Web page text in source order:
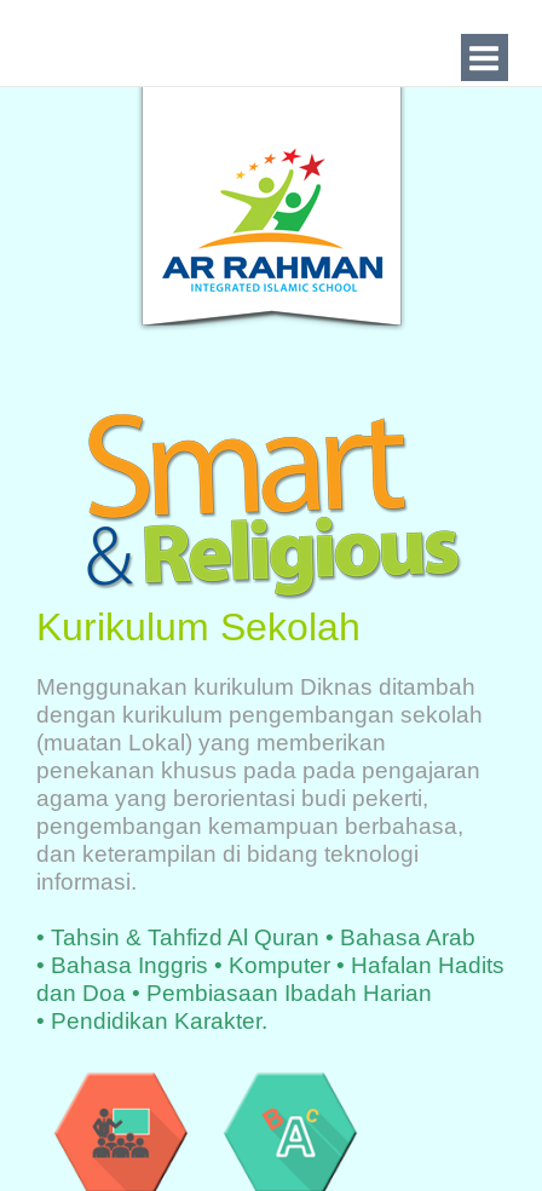
Kurikulum Sekolah
Menggunakan kurikulum Diknas ditambah
dengan kurikulum pengembangan sekolah
(muatan Lokal) yang memberikan
penekanan khusus pada pada pengajaran
agama yang berorientasi budi pekerti,
pengembangan kemampuan berbahasa,
dan keterampilan di bidang teknologi
informasi.
• Tahsin & Tahfizd Al Quran • Bahasa Arab
• Bahasa Inggris • Komputer • Hafalan Hadits
dan Doa • Pembiasaan Ibadah Harian
• Pendidikan Karakter.